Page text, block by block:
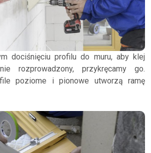
dociśnięciu profilu do muru, aby klej
rozprowadzony, przykręcamy go.
poziome i pionowe utworzą ramę